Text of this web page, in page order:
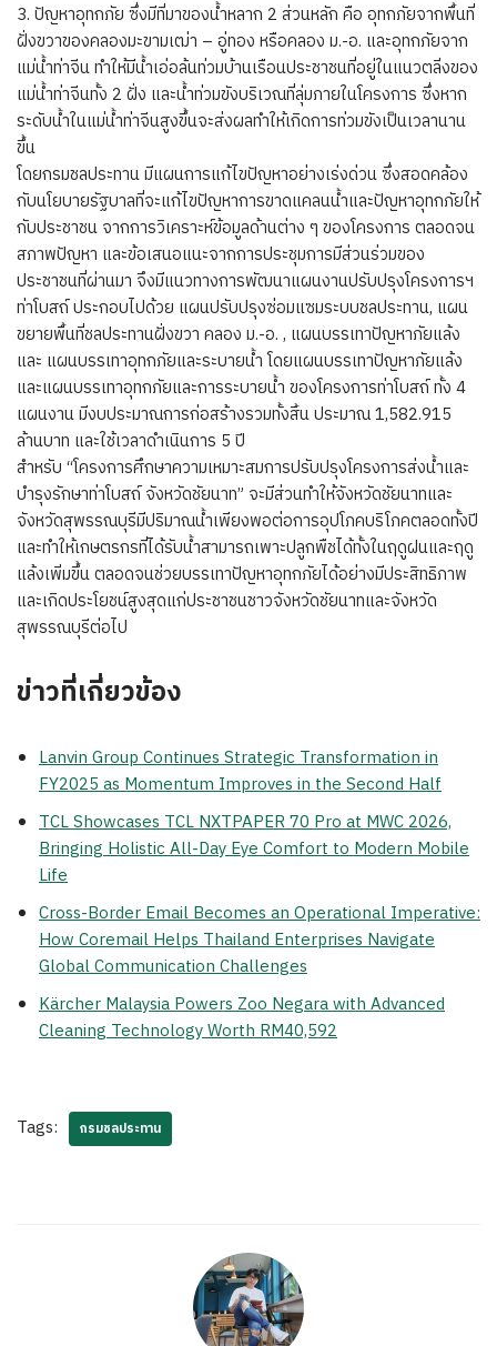
3. ปัญหาอุทกภัย ซึ่งมีที่มาของน้ำหลาก 2 ส่วนหลัก คือ อุทกภัยจากพื้นที่
ฝั่งขวาของคลองมะขามเฒ่า – อู่ทอง หรือคลอง ม.-อ. และอุทกภัยจาก
แม่น้ำท่าจีน ทำให้มีน้ำเอ่อล้นท่วมบ้านเรือนประชาชนที่อยู่ในแนวตลิ่งของ
แม่น้ำท่าจีนทั้ง 2 ฝั่ง และน้ำท่วมขังบริเวณที่ลุ่มภายในโครงการ ซึ่งหาก
ระดับน้ำในแม่น้ำท่าจีนสูงขึ้นจะส่งผลทำให้เกิดการท่วมขังเป็นเวลานาน
ขึ้น
โดยกรมชลประทาน มีแผนการแก้ไขปัญหาอย่างเร่งด่วน ซึ่งสอดคล้อง
กับนโยบายรัฐบาลที่จะแก้ไขปัญหาการขาดแคลนน้ำและปัญหาอุทกภัยให้
กับประชาชน จากการวิเคราะห์ข้อมูลด้านต่าง ๆ ของโครงการ ตลอดจน
สภาพปัญหา และข้อเสนอแนะจากการประชุมการมีส่วนร่วมของ
ประชาชนที่ผ่านมา จึงมีแนวทางการพัฒนาแผนงานปรับปรุงโครงการฯ
ท่าโบสถ์ ประกอบไปด้วย แผนปรับปรุงซ่อมแซมระบบชลประทาน, แผน
ขยายพื้นที่ชลประทานฝั่งขวา คลอง ม.-อ. , แผนบรรเทาปัญหาภัยแล้ง
และ แผนบรรเทาอุทกภัยและระบายน้ำ โดยแผนบรรเทาปัญหาภัยแล้ง
และแผนบรรเทาอุทกภัยและการระบายน้ำ ของโครงการท่าโบสถ์ ทั้ง 4
แผนงาน มีงบประมาณการก่อสร้างรวมทั้งสิ้น ประมาณ 1,582.915
ล้านบาท และใช้เวลาดำเนินการ 5 ปี
สำหรับ “โครงการศึกษาความเหมาะสมการปรับปรุงโครงการส่งน้ำและ
บำรุงรักษาท่าโบสถ์ จังหวัดชัยนาท” จะมีส่วนทำให้จังหวัดชัยนาทและ
จังหวัดสุพรรณบุรีมีปริมาณน้ำเพียงพอต่อการอุปโภคบริโภคตลอดทั้งปี
และทำให้เกษตรกรที่ได้รับน้ำสามารถเพาะปลูกพืชได้ทั้งในฤดูฝนและฤดู
แล้งเพิ่มขึ้น ตลอดจนช่วยบรรเทาปัญหาอุทกภัยได้อย่างมีประสิทธิภาพ
และเกิดประโยชน์สูงสุดแก่ประชาชนชาวจังหวัดชัยนาทและจังหวัด
สุพรรณบุรีต่อไป
ข่าวที่เกี่ยวข้อง
Lanvin Group Continues Strategic Transformation in
FY2025 as Momentum Improves in the Second Half
TCL Showcases TCL NXTPAPER 70 Pro at MWC 2026,
Bringing Holistic All-Day Eye Comfort to Modern Mobile
Life
Cross-Border Email Becomes an Operational Imperative:
How Coremail Helps Thailand Enterprises Navigate
Global Communication Challenges
Kärcher Malaysia Powers Zoo Negara with Advanced
Cleaning Technology Worth RM40,592
Tags: กรมชลประทาน